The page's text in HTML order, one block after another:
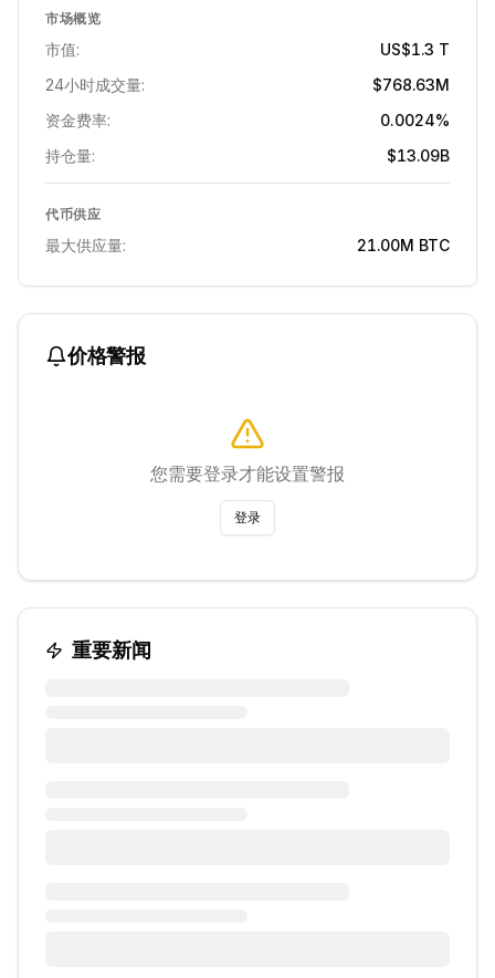
市场概览
市值:
US$1.3 T
24小时成交量:
$768.63M
资金费率:
0.0024%
持仓量:
$13.09B
代币供应
最大供应量: 21.00M BTC
价格警报
您需要登录才能设置警报
登录
重要新闻